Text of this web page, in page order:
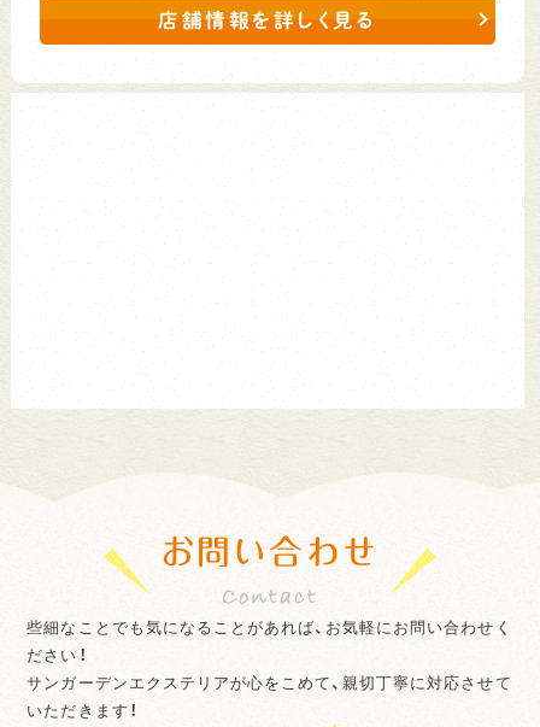
店舗情報を詳しく見る
お問い合わせ
些細なことでも気になることがあれば、お気軽にお問い合わせく
ださい！
サンガーデンエクステリアが心をこめて、親切丁寧に対応させて
いただきます！